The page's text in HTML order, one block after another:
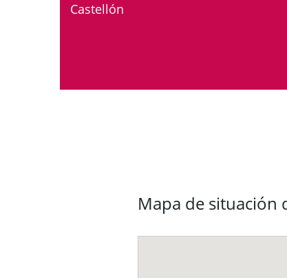
Castellón
Mapa de situación